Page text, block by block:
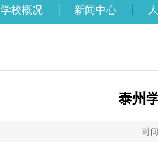
学校概况 新闻中心
泰州
时